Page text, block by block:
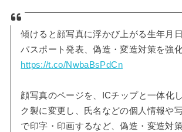
傾けると顔写真に浮かび上がる生年月
パスポート発表、偽造・変造対策を強
https://t.co/NwbaBsPdCn
顔写真のページを、ICチップと一体化
ク製に変更し、氏名などの個人情報や
で印字・印画するなど、偽造・変造対